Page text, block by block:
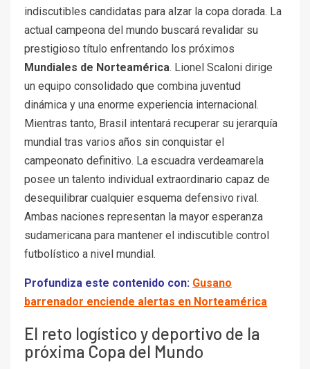
indiscutibles candidatas para alzar la copa dorada. La
actual campeona del mundo buscará revalidar su
prestigioso título enfrentando los próximos
Mundiales de Norteamérica. Lionel Scaloni dirige
un equipo consolidado que combina juventud
dinámica y una enorme experiencia internacional.
Mientras tanto, Brasil intentará recuperar su jerarquía
mundial tras varios años sin conquistar el
campeonato definitivo. La escuadra verdeamarela
posee un talento individual extraordinario capaz de
desequilibrar cualquier esquema defensivo rival.
Ambas naciones representan la mayor esperanza
sudamericana para mantener el indiscutible control
futbolístico a nivel mundial.
Profundiza este contenido con: Gusano
barrenador enciende alertas en Norteamérica
El reto logístico y deportivo de la
próxima Copa del Mundo